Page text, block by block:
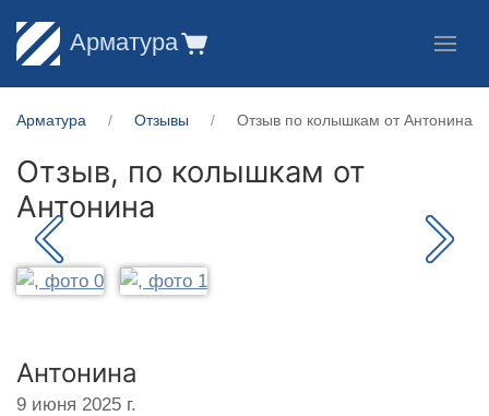
Арматура
Арматура Отзывы Отзыв по колышкам от Антонина
Отзыв, по колышкам от
Антонина
Антонина
9 июня 2025 г.